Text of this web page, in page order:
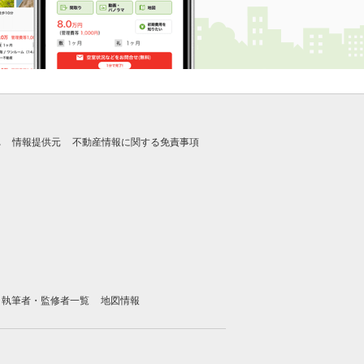
情報提供元 不動産情報に関する免責事項
執筆者・監修者一覧 地図情報